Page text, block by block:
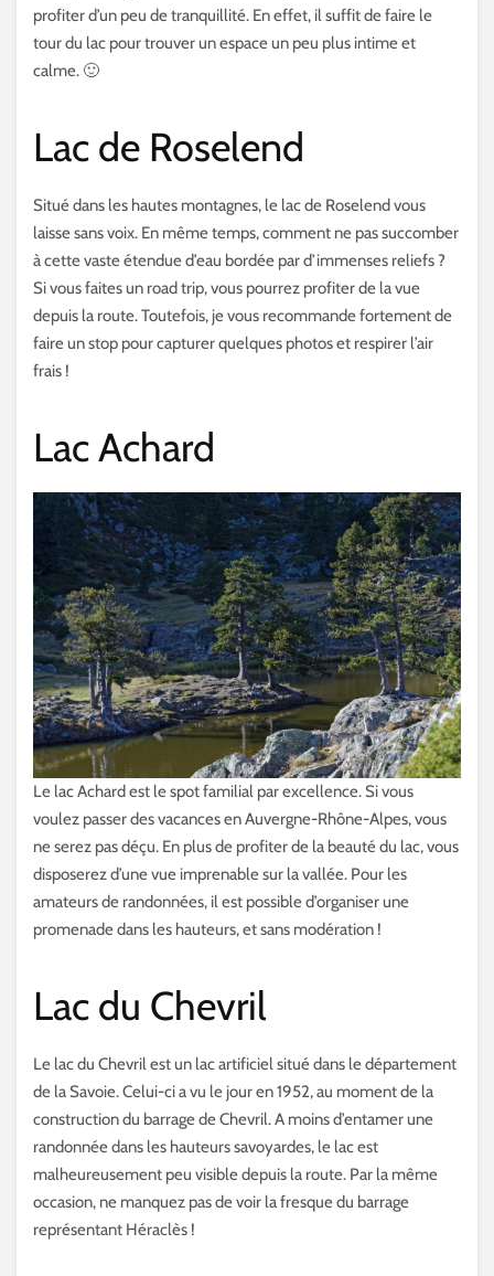
profiter d’un peu de tranquillité. En effet, il suffit de faire le
tour du lac pour trouver un espace un peu plus intime et
calme. 🙂
Lac de Roselend
Situé dans les hautes montagnes, le lac de Roselend vous
laisse sans voix. En même temps, comment ne pas succomber
à cette vaste étendue d’eau bordée par d’immenses reliefs ?
Si vous faites un road trip, vous pourrez profiter de la vue
depuis la route. Toutefois, je vous recommande fortement de
faire un stop pour capturer quelques photos et respirer l’air
frais !
Lac Achard
Le lac Achard est le spot familial par excellence. Si vous
voulez passer des vacances en Auvergne-Rhône-Alpes, vous
ne serez pas déçu. En plus de profiter de la beauté du lac, vous
disposerez d’une vue imprenable sur la vallée. Pour les
amateurs de randonnées, il est possible d’organiser une
promenade dans les hauteurs, et sans modération !
Lac du Chevril
Le lac du Chevril est un lac artificiel situé dans le département
de la Savoie. Celui-ci a vu le jour en 1952, au moment de la
construction du barrage de Chevril. A moins d’entamer une
randonnée dans les hauteurs savoyardes, le lac est
malheureusement peu visible depuis la route. Par la même
occasion, ne manquez pas de voir la fresque du barrage
représentant Héraclès !